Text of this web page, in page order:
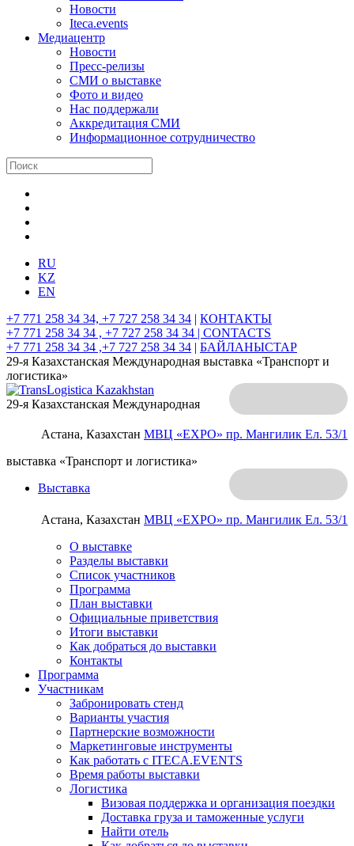
Новости
Iteca.events
Медиацентр
Новости
Пресс-релизы
СМИ о выставке
Фото и видео
Нас поддержали
Аккредитация СМИ
Информационное сотрудничество
RU
KZ
EN
+7 771 258 34 34, +7 727 258 34 34 | КОНТАКТЫ
+7 771 258 34 34 , +7 727 258 34 34 | CONTACTS
+7 771 258 34 34 ,+7 727 258 34 34 | БАЙЛАНЫСТАР
29-я Казахстанская Международная выставка «Транспорт и
логистика»
Астана, Казахстан МВЦ «EXPO» пр. Мангилик Ел. 53/1
29-я Казахстанская Международная
выставка «Транспорт и логистика»
Астана, Казахстан МВЦ «EXPO» пр. Мангилик Ел. 53/1
Выставка
О выставке
Разделы выставки
Список участников
Программа
План выставки
Официальные приветствия
Итоги выставки
Как добраться до выставки
Контакты
Программа
Участникам
Забронировать стенд
Варианты участия
Партнерские возможности
Маркетинговые инструменты
Как работать с ITECA.EVENTS
Время работы выставки
Логистика
Визовая поддержка и организация поездки
Доставка груза и таможенные услуги
Найти отель